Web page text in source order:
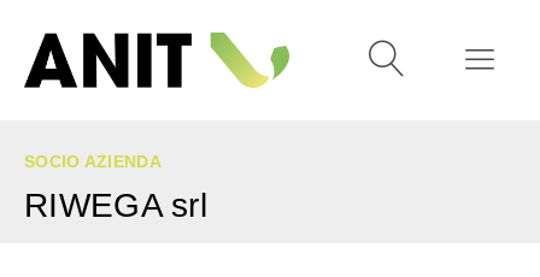
SOCIO AZIENDA
RIWEGA srl